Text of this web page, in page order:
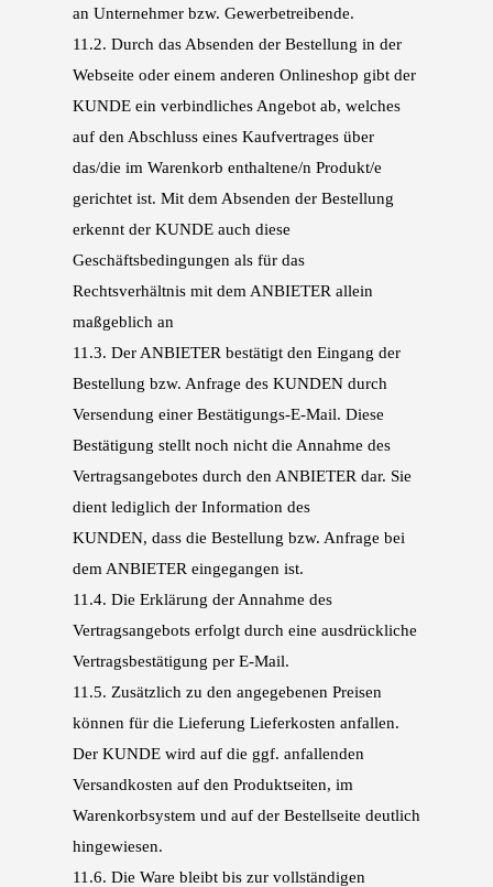
an Unternehmer bzw. Gewerbetreibende.
11.2. Durch das Absenden der Bestellung in der
Webseite oder einem anderen Onlineshop gibt der
KUNDE ein verbindliches Angebot ab, welches
auf den Abschluss eines Kaufvertrages über
das/die im Warenkorb enthaltene/n Produkt/e
gerichtet ist. Mit dem Absenden der Bestellung
erkennt der KUNDE auch diese
Geschäftsbedingungen als für das
Rechtsverhältnis mit dem ANBIETER allein
maßgeblich an
11.3. Der ANBIETER bestätigt den Eingang der
Bestellung bzw. Anfrage des KUNDEN durch
Versendung einer Bestätigungs-E-Mail. Diese
Bestätigung stellt noch nicht die Annahme des
Vertragsangebotes durch den ANBIETER dar. Sie
dient lediglich der Information des
KUNDEN, dass die Bestellung bzw. Anfrage bei
dem ANBIETER eingegangen ist.
11.4. Die Erklärung der Annahme des
Vertragsangebots erfolgt durch eine ausdrückliche
Vertragsbestätigung per E-Mail.
11.5. Zusätzlich zu den angegebenen Preisen
können für die Lieferung Lieferkosten anfallen.
Der KUNDE wird auf die ggf. anfallenden
Versandkosten auf den Produktseiten, im
Warenkorbsystem und auf der Bestellseite deutlich
hingewiesen.
11.6. Die Ware bleibt bis zur vollständigen